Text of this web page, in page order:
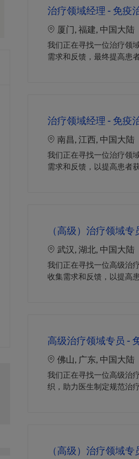
治疗领域经理 - 免疫
Location
厦门, 福建, 中国大陆
我们正在寻找一位治疗领
需求和反馈，最终提高患者
治疗领域经理 - 免疫
Location
南昌, 江西, 中国大陆
我们正在寻找一位治疗领
需求和反馈，以提高患者获
（高级）治疗领域
Location
武汉, 湖北, 中国大陆
我们正在寻找一位高级治
收集需求和反馈，以提高患
高级治疗领域专员 -
Location
佛山, 广东, 中国大陆
我们正在寻找一位高级治
织，助力医生制定规范治疗
（高级）治疗领域